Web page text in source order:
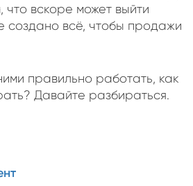
вскоре может выйти
создано всё, чтобы продажи
правильно работать, как
Давайте разбираться.